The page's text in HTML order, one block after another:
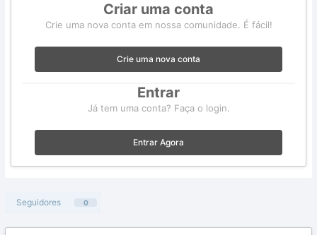
Criar uma conta
Crie uma nova conta em nossa comunidade. É fácil!
Crie uma nova conta
Entrar
Já tem uma conta? Faça o login.
Entrar Agora
Seguidores 0